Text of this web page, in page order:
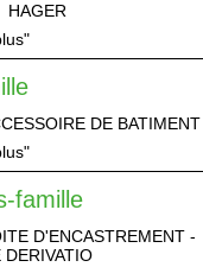
HAGER
DE BATIMENT
famille
D'ENCASTREMENT -
DERIVATIO